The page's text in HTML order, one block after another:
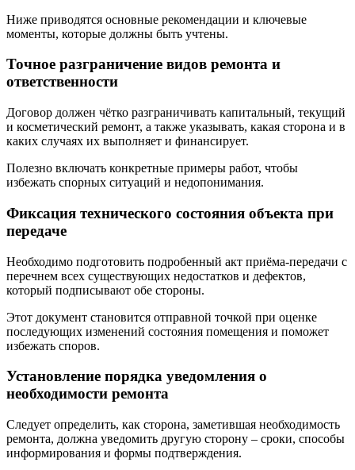
Ниже приводятся основные рекомендации и ключевые
моменты, которые должны быть учтены.
Точное разграничение видов ремонта и
ответственности
Договор должен чётко разграничивать капитальный, текущий
и косметический ремонт, а также указывать, какая сторона и в
каких случаях их выполняет и финансирует.
Полезно включать конкретные примеры работ, чтобы
избежать спорных ситуаций и недопонимания.
Фиксация технического состояния объекта при
передаче
Необходимо подготовить подробенный акт приёма-передачи с
перечнем всех существующих недостатков и дефектов,
который подписывают обе стороны.
Этот документ становится отправной точкой при оценке
последующих изменений состояния помещения и поможет
избежать споров.
Установление порядка уведомления о
необходимости ремонта
Следует определить, как сторона, заметившая необходимость
ремонта, должна уведомить другую сторону – сроки, способы
информирования и формы подтверждения.